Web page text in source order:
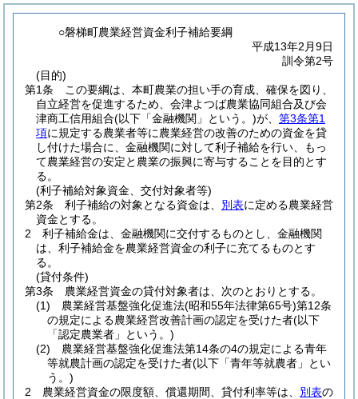
○磐梯町農業経営資金利子補給要綱
平成13年2月9日
訓令第2号
(目的)
第1条
この要綱は、本町農業の担い手の育成、確保を図り、
自立経営を促進するため、会津よつば農業協同組合及び会
津商工信用組合(以下「金融機関」という。)が、 第3条第1
項に規定する農業者等に農業経営の改善のための資金を貸
し付けた場合に、金融機関に対して利子補給を行い、もっ
て農業経営の安定と農業の振興に寄与することを目的とす
る。
(利子補給対象資金、交付対象者等)
第2条
利子補給の対象となる資金は、 別表に定める農業経営
資金とする。
2
利子補給金は、金融機関に交付するものとし、金融機関
は、利子補給金を農業経営資金の利子に充てるものとす
る。
(貸付条件)
第3条
農業経営資金の貸付対象者は、次のとおりとする。
(1)
農業経営基盤強化促進法(昭和55年法律第65号)第12条
の規定による農業経営改善計画の認定を受けた者(以下
「認定農業者」という。)
(2)
農業経営基盤強化促進法第14条の4の規定による青年
等就農計画の認定を受けた者(以下「青年等就農者」とい
う。)
2
農業経営資金の限度額、償還期間、貸付利率等は、 別表の